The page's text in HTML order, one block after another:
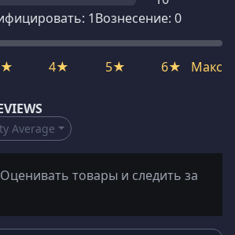
1Вознесение: 0
4★ 5★ 6★ Макс
Average
Оценивать товары и следить за